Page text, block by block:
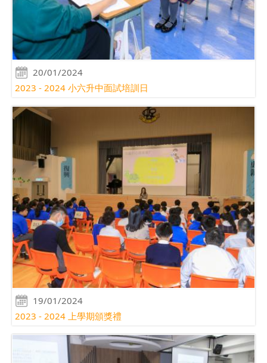
20/01/2024
2023 - 2024 小六升中面試培訓日
19/01/2024
2023 - 2024 上學期頒獎禮